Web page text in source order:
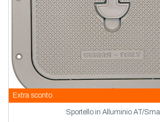
Extra sconto
Sportello in Alluminio AT/Small